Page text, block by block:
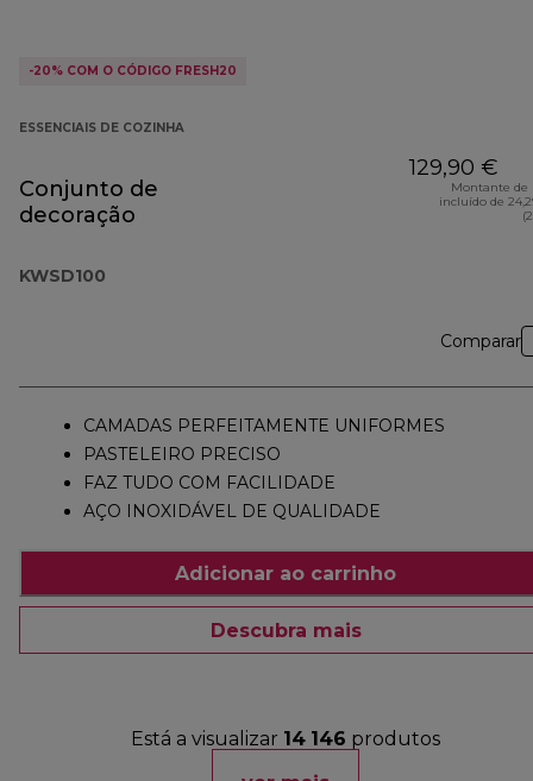
-20% COM O CÓDIGO FRESH20
ESSENCIAIS DE COZINHA
Conjunto de
decoração
KWSD100
129,90 €
Montante de
incluído de
Comparar
CAMADAS PERFEITAMENTE UNIFORMES
PASTELEIRO PRECISO
FAZ TUDO COM FACILIDADE
AÇO INOXIDÁVEL DE QUALIDADE
Adicionar ao carrinho
Descubra mais
Está a visualizar 14 146 produtos